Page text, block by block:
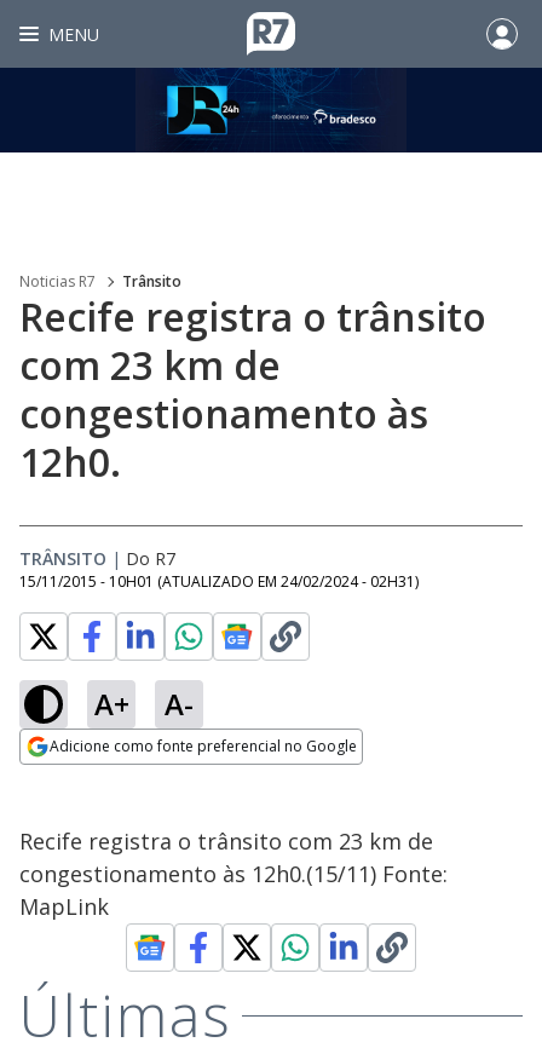
MENU
Noticias R7 Trânsito
Recife registra o trânsito
com 23 km de
congestionamento às
12h0.
TRÂNSITO | Do R7
15/11/2015 - 10H01 (ATUALIZADO EM 24/02/2024 - 02H31)
A+ A-
Adicione como fonte preferencial no Google
Recife registra o trânsito com 23 km de
congestionamento às 12h0.(15/11) Fonte:
MapLink
Últimas